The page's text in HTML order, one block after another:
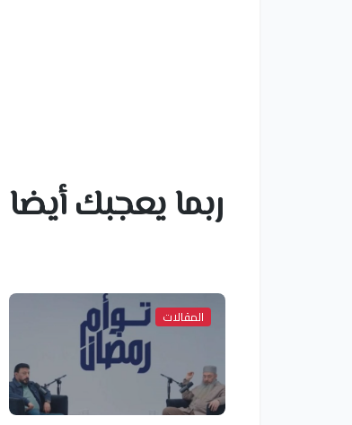
ربما يعجبك أيضا
المقالات